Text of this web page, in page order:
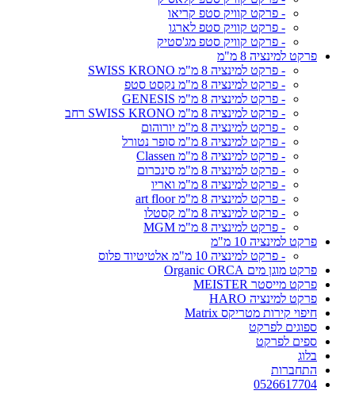
- פרקט קוויק סטפ קריאו
- פרקט קוויק סטפ לארגו
- פרקט קוויק סטפ מג'סטיק
פרקט למינציה 8 מ"מ
- פרקט למינציה 8 מ"מ SWISS KRONO
- פרקט למינציה 8 מ"מ נקסט סטפ
- פרקט למינציה 8 מ"מ GENESIS
- פרקט למינציה 8 מ"מ SWISS KRONO רחב
- פרקט למינציה 8 מ"מ יורוהום
- פרקט למינציה 8 מ"מ סופר נטורל
- פרקט למינציה 8 מ"מ Classen
- פרקט למינציה 8 מ"מ סינכרום
- פרקט למינציה 8 מ"מ ואריו
- פרקט למינציה 8 מ"מ art floor
- פרקט למינציה 8 מ"מ קסטלו
- פרקט למינציה 8 מ"מ MGM
פרקט למינציה 10 מ"מ
- פרקט למינציה 10 מ"מ אלטיטיוד פלוס
פרקט מוגן מים Organic ORCA
פרקט מייסטר MEISTER
פרקט למינציה HARO
חיפוי קירות מטריקס Matrix
ספוגים לפרקט
ספים לפרקט
בלוג
התחברות
0526617704